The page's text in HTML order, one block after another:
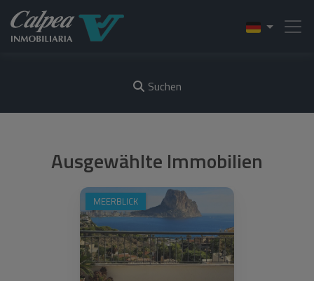
Suchen
Ausgewählte Immobilien
MEERBLICK